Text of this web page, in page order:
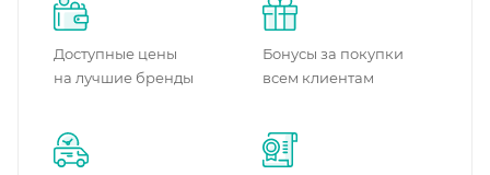
Доступные цены
на лучшие бренды
Бонусы за покупки
всем клиентам